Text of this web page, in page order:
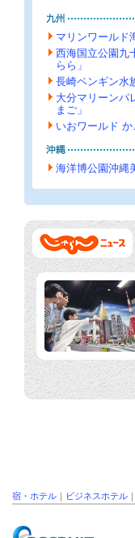
マリンワールド
西海国立公園九
らら」
長崎ペンギン水
大分マリーンパ
まご」
いおワールド
海洋博公園沖縄
宿・ホテル ｜ ビジネスホテル ｜